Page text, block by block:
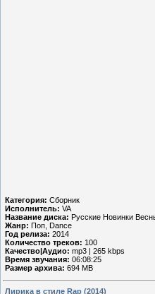
Категория: Сборник
Исполнитель: VA
Название диска: Русские Новинки
Жанр: Поп, Dance
Год релиза: 2014
Количество треков: 100
Качество|Аудио: mp3 | 265 kbps
Время звучания: 06:08:25
Размер архива: 694 MB
Лирика в стиле Rap (2014)